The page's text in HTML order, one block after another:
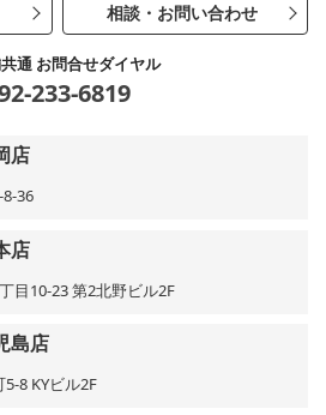
相談・お問い合わせ
通 お問合せダイヤル
233-6819
店
36
店
目10-23 第2北野ビル2F
島店
8 KYビル2F